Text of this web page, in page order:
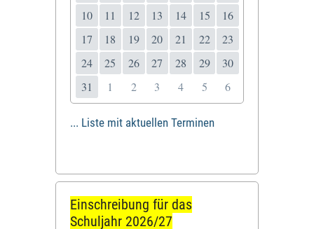
10 11 12 13 14 15
16
17
18 19 20 21 22
23
24
25 26 27 28 29
30
31
1 2 3 4 5 6
... Liste mit aktuellen Terminen
Einschreibung für das
Schuljahr 2026/27